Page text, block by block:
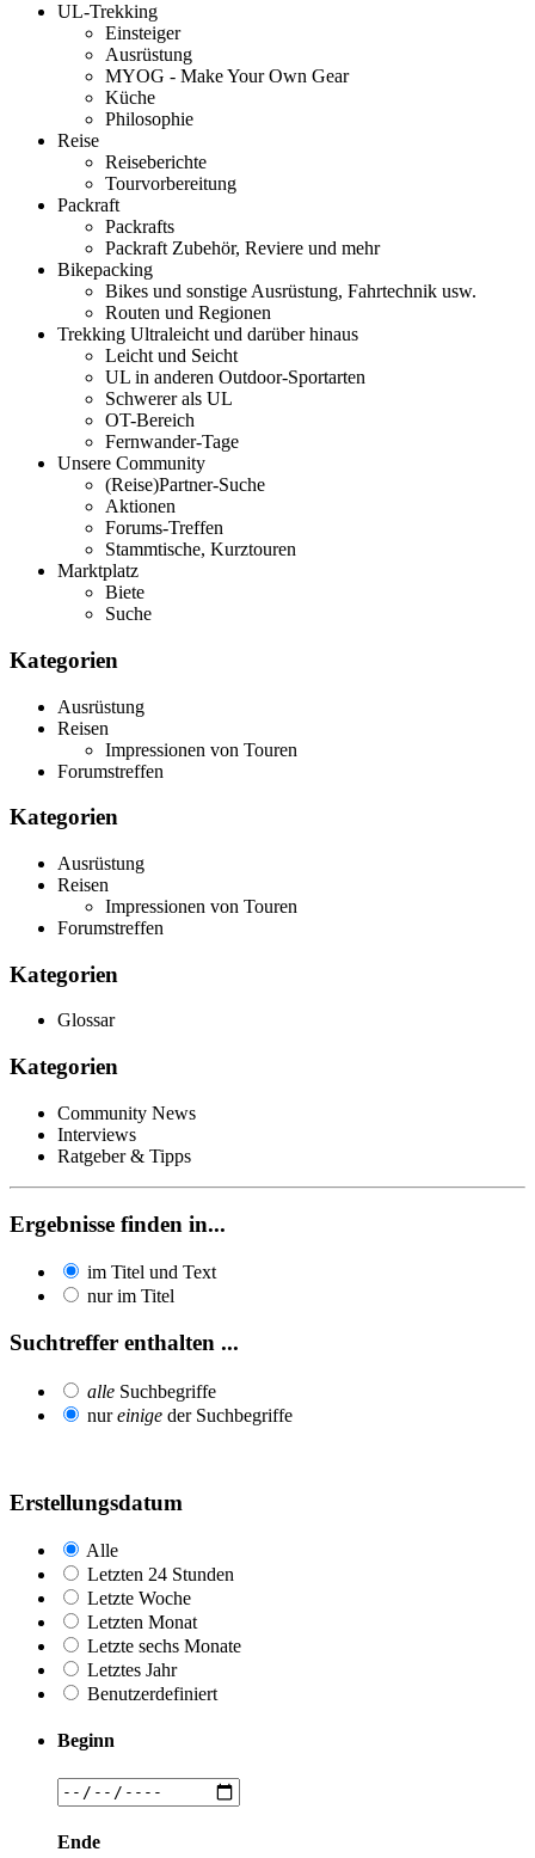
UL-Trekking
Einsteiger
Ausrüstung
MYOG - Make Your Own Gear
Küche
Philosophie
Reise
Reiseberichte
Tourvorbereitung
Packraft
Packrafts
Packraft Zubehör, Reviere und mehr
Bikepacking
Bikes und sonstige Ausrüstung, Fahrtechnik usw.
Routen und Regionen
Trekking Ultraleicht und darüber hinaus
Leicht und Seicht
UL in anderen Outdoor-Sportarten
Schwerer als UL
OT-Bereich
Fernwander-Tage
Unsere Community
(Reise)Partner-Suche
Aktionen
Forums-Treffen
Stammtische, Kurztouren
Marktplatz
Biete
Suche
Kategorien
Ausrüstung
Reisen
Impressionen von Touren
Forumstreffen
Kategorien
Ausrüstung
Reisen
Impressionen von Touren
Forumstreffen
Kategorien
Glossar
Kategorien
Community News
Interviews
Ratgeber & Tipps
Ergebnisse finden in...
im Titel und Text
nur im Titel
Suchtreffer enthalten ...
alle Suchbegriffe
nureinige der Suchbegriffe
Erstellungsdatum
Alle
Letzten 24 Stunden
Letzte Woche
Letzten Monat
Letzte sechs Monate
Letztes Jahr
Benutzerdefiniert
Beginn
Ende